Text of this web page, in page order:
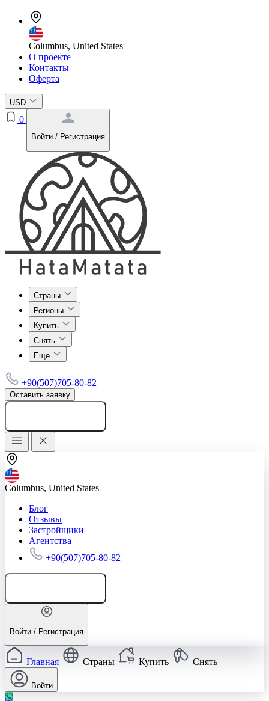
Columbus, United States
О проекте
Контакты
Оферта
USD
0
Войти / Регистрация
Страны
Регионы
Купить
Снять
Еще
+90(507)705-80-82
Оставить заявку
Columbus, United States
Блог
Отзывы
Застройщики
Агентства
+90(507)705-80-82
Войти / Регистрация
Главная Страны Купить Снять
Войти